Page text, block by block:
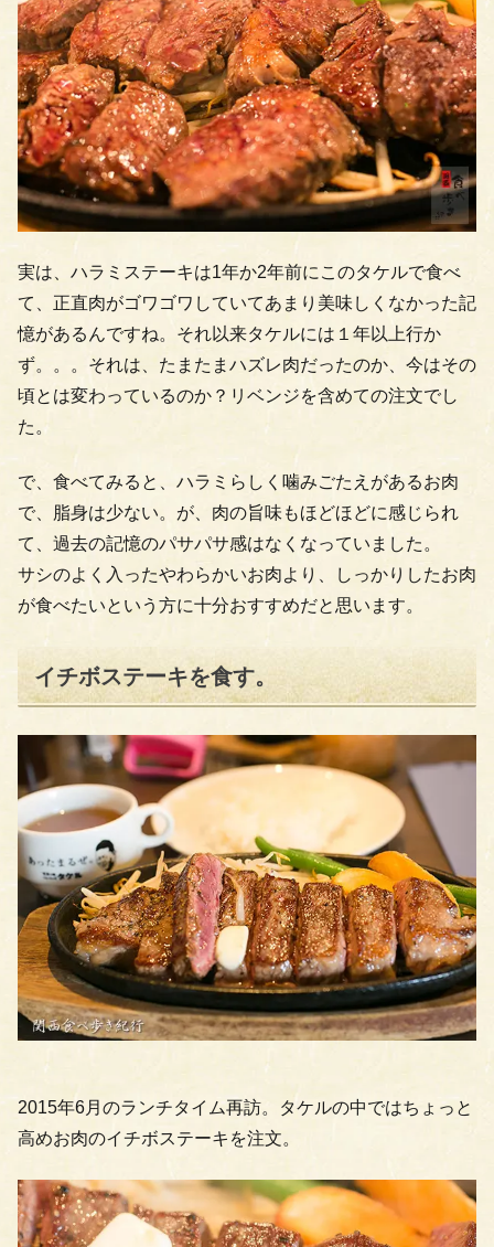
実は、ハラミステーキは1年か2年前にこのタケルで食べ
て、正直肉がゴワゴワしていてあまり美味しくなかった記
憶があるんですね。それ以来タケルには１年以上行か
ず。。。それは、たまたまハズレ肉だったのか、今はその
頃とは変わっているのか？リベンジを含めての注文でし
た。
で、食べてみると、ハラミらしく噛みごたえがあるお肉
で、脂身は少ない。が、肉の旨味もほどほどに感じられ
て、過去の記憶のパサパサ感はなくなっていました。
サシのよく入ったやわらかいお肉より、しっかりしたお肉
が食べたいという方に十分おすすめだと思います。
イチボステーキを食す。
2015年6月のランチタイム再訪。タケルの中ではちょっと
高めお肉のイチボステーキを注文。